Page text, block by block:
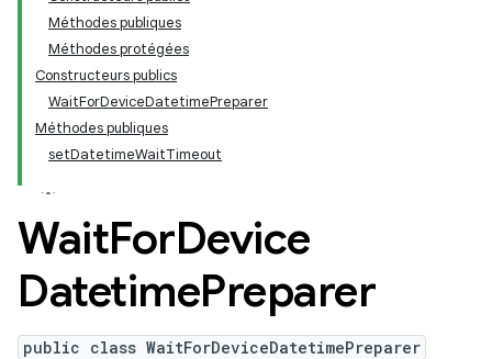
Méthodes publiques
Méthodes protégées
Constructeurs publics
WaitForDeviceDatetimePreparer
Méthodes publiques
setDatetimeWaitTimeout
WaitForDevice
DatetimePreparer
public class WaitForDeviceDatetimePreparer